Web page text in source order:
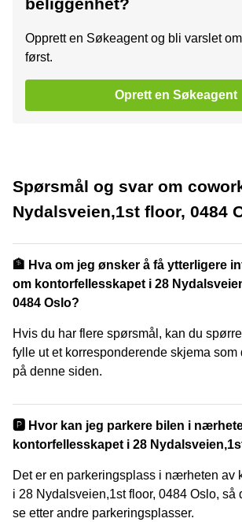
Opprett en Søkeagent og bli varslet
først.
Oprett en Søkeagent
Spørsmål og svar om
Nydalsveien,1st floor, 0484
🏦 Hva om jeg ønsker å få ytterligere
om kontorfellesskapet i 28
0484 Oslo?
Hvis du har flere spørsmål, kan du
fylle ut et korresponderende skjema som
på denne siden.
🅿️ Hvor kan jeg parkere bilen i
kontorfellesskapet i 28
Det er en parkeringsplass i nærheten av
i 28 Nydalsveien,1st floor, 0484 Oslo, så
se etter andre parkeringsplasser.